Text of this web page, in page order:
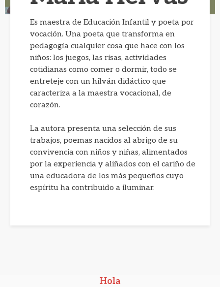
Es maestra de Educación Infantil y poeta por
vocación. Una poeta que transforma en
pedagogía cualquier cosa que hace con los
niños: los juegos, las risas, actividades
cotidianas como comer o dormir, todo se
entreteje con un hilván didáctico que
caracteriza a la maestra vocacional, de
corazón.
La autora presenta una selección de sus
trabajos, poemas nacidos al abrigo de su
convivencia con niños y niñas, alimentados
por la experiencia y aliñados con el cariño de
una educadora de los más pequeños cuyo
espíritu ha contribuido a iluminar.
Hola